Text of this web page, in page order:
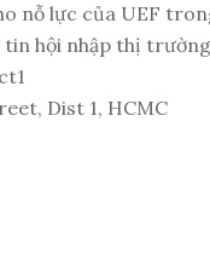
nỗ lực của UEF
hội nhập thị
Dist 1, HCMC